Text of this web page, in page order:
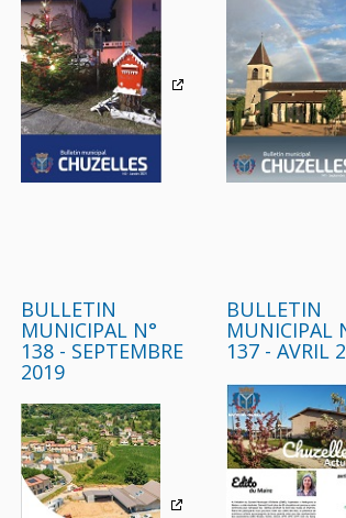
BULLETIN
MUNICIPAL N°
138 - SEPTEMBRE
2019
BULLETIN
MUNICIPAL
137 - AVRIL